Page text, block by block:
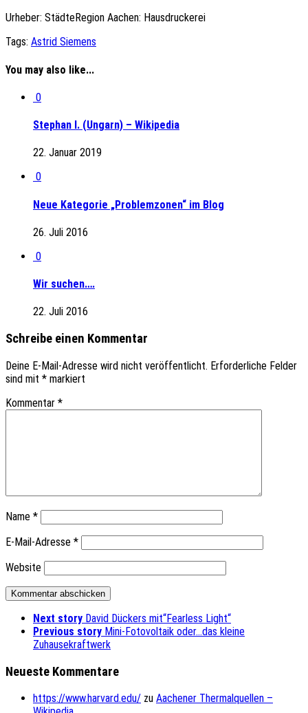
Urheber: StädteRegion Aachen: Hausdruckerei
Tags: Astrid Siemens
You may also like...
0
Stephan I. (Ungarn) – Wikipedia
22. Januar 2019
0
Neue Kategorie „Problemzonen“ im Blog
26. Juli 2016
0
Wir suchen….
22. Juli 2016
Schreibe einen Kommentar
Deine E-Mail-Adresse wird nicht veröffentlicht. Erforderliche Felder
sind mit * markiert
Kommentar *
Name *
E-Mail-Adresse *
Website
Next story David Dückers mit“Fearless Light“
Previous story Mini-Fotovoltaik oder…das kleine
Zuhausekraftwerk
Neueste Kommentare
https://www.harvard.edu/ zu Aachener Thermalquellen –